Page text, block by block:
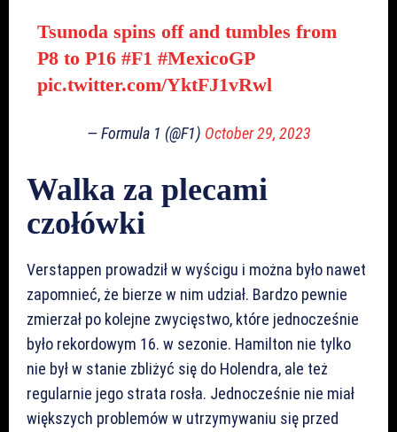
Tsunoda spins off and tumbles from
P8 to P16 #F1 #MexicoGP
pic.twitter.com/YktFJ1vRwl
— Formula 1 (@F1) October 29, 2023
Walka za plecami
czołówki
Verstappen prowadził w wyścigu i można było nawet
zapomnieć, że bierze w nim udział. Bardzo pewnie
zmierzał po kolejne zwycięstwo, które jednocześnie
było rekordowym 16. w sezonie. Hamilton nie tylko
nie był w stanie zbliżyć się do Holendra, ale też
regularnie jego strata rosła. Jednocześnie nie miał
większych problemów w utrzymywaniu się przed